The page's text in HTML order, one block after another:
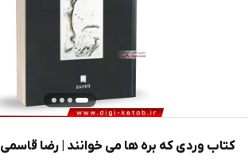
کتاب وردی که بره ها می خوانند | رضا قاسمی